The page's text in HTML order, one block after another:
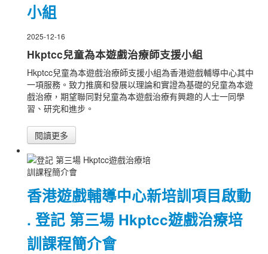
小組
2025-12-16
Hkptcc兒童為本遊戲治療師支援小組
Hkptcc兒童為本遊戲治療師支援小組為香港遊戲輔導中心其中
一項服務。致力推廣和發展以理論和實證為基礎的兒童為本遊
戲治療，期望聯同對兒童為本遊戲治療有興趣的人士一同學
習、研究和進步。
閱讀更多
香港遊戲輔導中心新培訓項目啟動
. 登記 第三場 Hkptcc遊戲治療培
訓課程簡介會